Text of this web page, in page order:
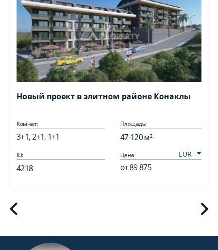
Новый проект в элитном районе Конаклы
Комнат:
3+1, 2+1, 1+1
Площадь:
47-120 м²
ID:
4218
Цена:
от89 875